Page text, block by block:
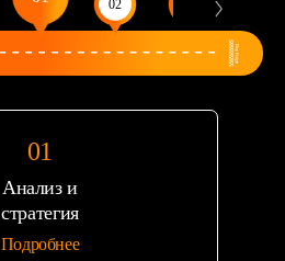
Анализ и
стратегия
Подробнее